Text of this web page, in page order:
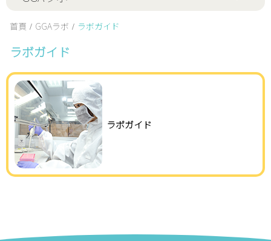
首頁 GGAラボ ラボガイド
ラボガイド
ラボガイド